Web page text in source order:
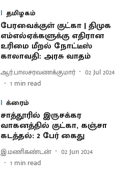
தமிழகம்
பேரவைக்குள் குட்கா | திமுக
எம்எல்ஏக்களுக்கு எதிரான
உரிமை மீறல் நோட்டீஸ்
காலாவதி: அரசு வாதம்
ஆர்.பாலசரவணக்குமார்
02 Jul 2024
1 min read
க்ரைம்
சாத்தூரில் இருசக்கர
வாகனத்தில் குட்கா, கஞ்சா
கடத்தல்: 2 பேர் கைது
இ.மணிகண்டன்
02 Jun 2024
1 min read